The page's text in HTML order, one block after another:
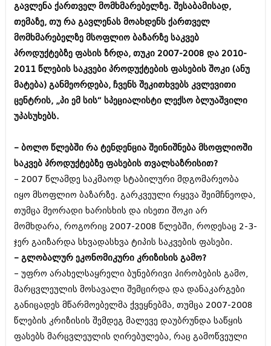
ჰოროსკოპი და შეუცნობელი
კრიმინალი
რომანი და დეტექტივი
სახალისო ამბები
შოუბიზნესი
დაიჯესტი
ქალი და მამაკაცი
ისტორია
სხვადასხვა
ანონსი
აგვისტო 2018 (162)
ივლისი 2018 (223)
ივნისი 2018 (244)
მაისი 2018 (211)
აპრილი 2018 (194)
მარტი 2018 (256)
თებერვალი 2018 (208)
სახალისო ამბები
შოუბიზნესი
დაიჯესტი
ქალი და მამაკაცი
ისტორია
ანონსი
არქივი
ნოემბერი 2020 (103)
ოქტომბერი 2020 (209)
სექტემბერი 2020 (204)
აგვისტო 2020 (249)
ივლისი 2020 (204)
ივნისი 2020 (249)
არქივის ზომის ნახვა
გავლენა ქართველ მომხმარებელზე. შესაბამისად,
თემაზე, თუ რა გავლენას მოახდენს ქართველ
მომხმარებელზე მსოფლიო ბაზარზე საკვებ
პროდუქტებზე ფასის ზრდა, თუკი 2007-2008 და 2010-
2011 წლების საკვები პროდუქტების ფასების შოკი (ანუ
მატება) განმეორდება, ჩვენს შეკითხვებს კვლევითი
ცენტრის, „პი ემ სის“ სპეციალისტი ლექსო ბლუაშვილი
უპასუხებს.
– ბოლო წლებში რა ტენდენცია შეინიშნება მსოფლიოში
საკვებ პროდუქტებზე ფასების თვალსაზრისით?
– 2007 წლამდე საკმაოდ სტაბილური მდგომარეობა
იყო მსოფლიო ბაზარზე. გარკვეული რყევა შეიმჩნეოდა,
თუმცა მეორადი ხარისხის და ისეთი შოკი არ
მომხდარა, როგორიც 2007-2008 წლებში, როდესაც 2-3-
ჯერ გაიზარდა სხვადასხვა ტიპის საკვების ფასები.
– გლობალურ ეკონომიკური კრიზისის გამო?
– უფრო არახელსაყრელი ბუნებრივი პირობების გამო,
მარცვლეულის მოსავალი შემცირდა და დანაკარგები
განიცადეს მწარმოებელმა ქვეყნებმა, თუმცა 2007-2008
წლების კრიზისის შემდეგ მალევე დაუბრუნდა საწყის
ფასებს მარცვლეულის ღირებულება, რაც გამოწვეული